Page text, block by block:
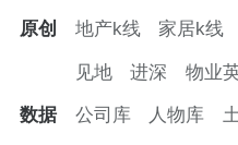
原创 地产k线 家居k线
见地 进深 物业
数据 公司库 人物库